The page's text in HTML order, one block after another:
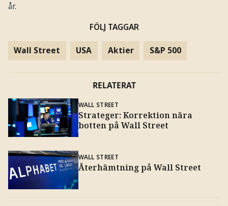
år.
FÖLJ TAGGAR
Wall Street USA Aktier S&P 500
RELATERAT
WALL STREET
Strateger: Korrektion nära
botten på Wall Street
WALL STREET
Återhämtning på Wall Street